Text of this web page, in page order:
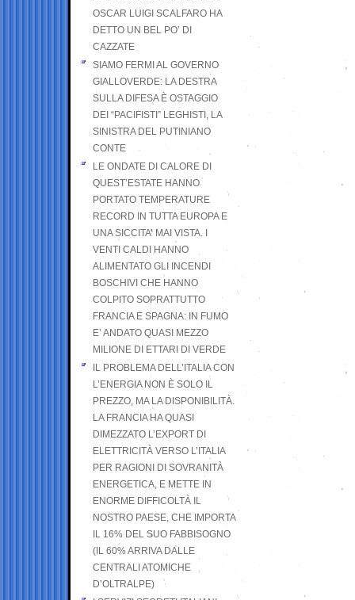
OSCAR LUIGI SCALFARO HA
DETTO UN BEL PO’ DI
CAZZATE
SIAMO FERMI AL GOVERNO
GIALLOVERDE: LA DESTRA
SULLA DIFESA È OSTAGGIO
DEI “PACIFISTI” LEGHISTI, LA
SINISTRA DEL PUTINIANO
CONTE
LE ONDATE DI CALORE DI
QUEST’ESTATE HANNO
PORTATO TEMPERATURE
RECORD IN TUTTA EUROPA E
UNA SICCITA’ MAI VISTA. I
VENTI CALDI HANNO
ALIMENTATO GLI INCENDI
BOSCHIVI CHE HANNO
COLPITO SOPRATTUTTO
FRANCIA E SPAGNA: IN FUMO
E’ ANDATO QUASI MEZZO
MILIONE DI ETTARI DI VERDE
IL PROBLEMA DELL’ITALIA CON
L’ENERGIA NON È SOLO IL
PREZZO, MA LA DISPONIBILITÀ.
LA FRANCIA HA QUASI
DIMEZZATO L’EXPORT DI
ELETTRICITÀ VERSO L’ITALIA
PER RAGIONI DI SOVRANITÀ
ENERGETICA, E METTE IN
ENORME DIFFICOLTÀ IL
NOSTRO PAESE, CHE IMPORTA
IL 16% DEL SUO FABBISOGNO
(IL 60% ARRIVA DALLE
CENTRALI ATOMICHE
D’OLTRALPE)